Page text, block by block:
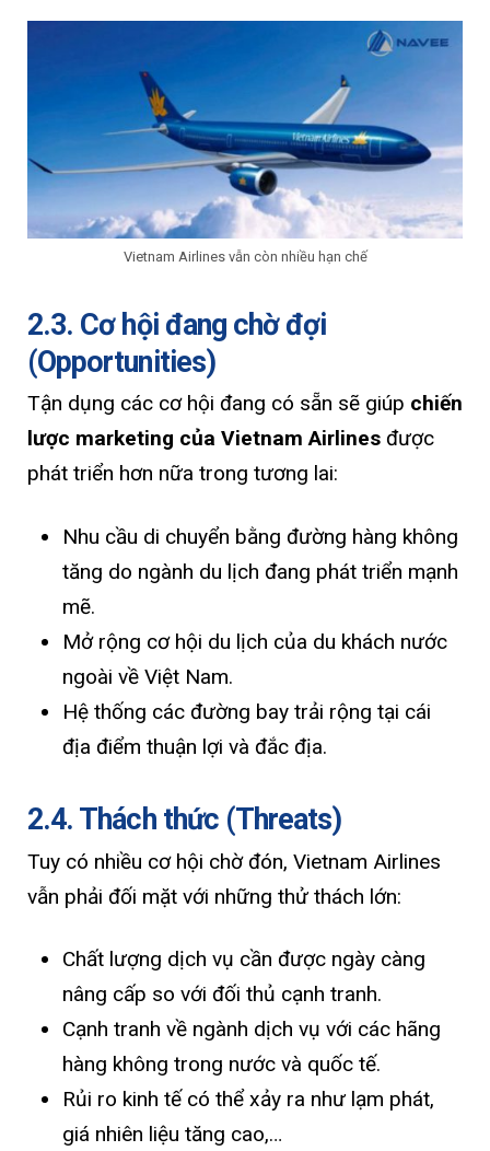
Vietnam Airlines vẫn còn nhiều hạn chế
2.3. Cơ hội đang chờ đợi
(Opportunities)
Tận dụng các cơ hội đang có sẵn sẽ giúp chiến
lược marketing của Vietnam Airlines được
phát triển hơn nữa trong tương lai:
Nhu cầu di chuyển bằng đường hàng không
tăng do ngành du lịch đang phát triển mạnh
mẽ.
Mở rộng cơ hội du lịch của du khách nước
ngoài về Việt Nam.
Hệ thống các đường bay trải rộng tại cái
địa điểm thuận lợi và đắc địa.
2.4. Thách thức (Threats)
Tuy có nhiều cơ hội chờ đón, Vietnam Airlines
vẫn phải đối mặt với những thử thách lớn:
Chất lượng dịch vụ cần được ngày càng
nâng cấp so với đối thủ cạnh tranh.
Cạnh tranh về ngành dịch vụ với các hãng
hàng không trong nước và quốc tế.
Rủi ro kinh tế có thể xảy ra như lạm phát,
giá nhiên liệu tăng cao,…